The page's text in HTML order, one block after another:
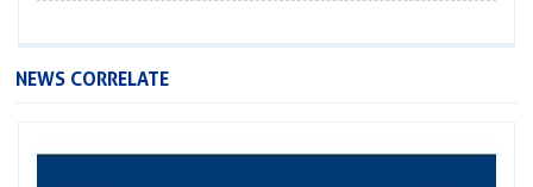
NEWS CORRELATE